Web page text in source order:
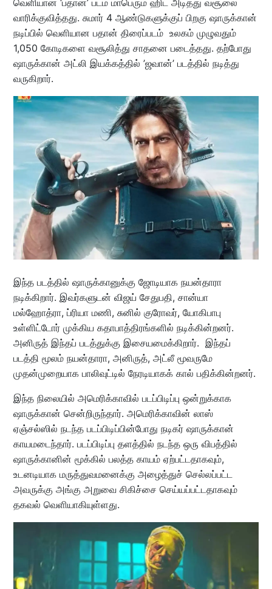
வாரிக்குவித்தது. சுமார் 4 ஆண்டுகளுக்குப் பிறகு ஷாருக்கான்
நடிப்பில் வெளியான பதான் திரைப்படம் உலகம் முழுவதும்
1,050 கோடிகளை வசூலித்து சாதனை படைத்தது. தற்போது
ஷாருக்கான் அட்லி இயக்கத்தில் ’ஜவான்’ படத்தில் நடித்து
வருகிறார்.
இந்த படத்தில் ஷாருக்கானுக்கு ஜோடியாக நயன்தாரா
நடிக்கிறார். இவர்களுடன் விஜய் சேதுபதி, சான்யா
மல்ஹோத்ரா, ப்ரியா மணி, சுனில் குரோவர், யோகிபாபு
உள்ளிட்டோர் முக்கிய கதாபாத்திரங்களில் நடிக்கின்றனர்.
அனிருத் இந்தப் படத்துக்கு இசையமைக்கிறார். இந்தப்
படத்தி மூலம் நயன்தாரா, அனிருத், அட்லீ மூவருமே
முதன்முறையாக பாலிவுட்டில் நேரடியாகக் கால் பதிக்கின்றனர்.
இந்த நிலையில் அமெரிக்காவில் படப்பிடிப்பு ஒன்றுக்காக
ஷாருக்கான் சென்றிருந்தார். அமெரிக்காவின் லாஸ்
ஏஞ்சல்ஸில் நடந்த படப்பிடிப்பின்போது நடிகர் ஷாருக்கான்
காயமடைந்தார். படப்பிடிப்பு தளத்தில் நடந்த ஒரு விபத்தில்
ஷாருக்கானின் மூக்கில் பலத்த காயம் ஏற்பட்டதாகவும்,
உடனடியாக மருத்துவமனைக்கு அழைத்துச் செல்லப்பட்ட
அவருக்கு அங்கு அறுவை சிகிச்சை செய்யப்பட்டதாகவும்
தகவல் வெளியாகியுள்ளது.